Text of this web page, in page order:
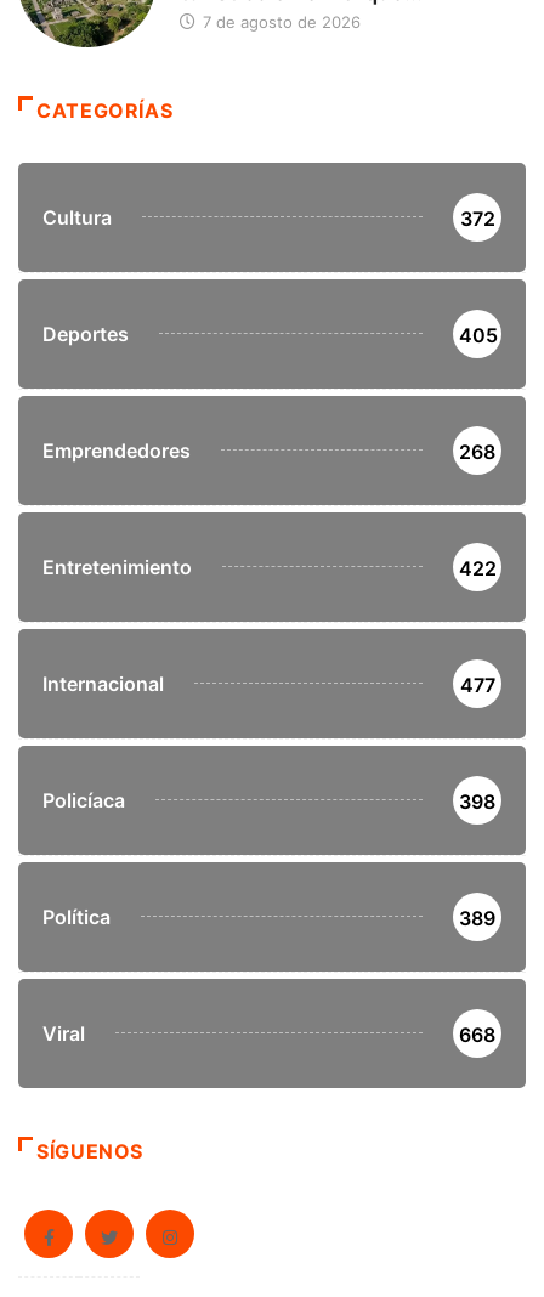
7 de agosto de 2026
CATEGORÍAS
Cultura 372
Deportes 405
Emprendedores 268
Entretenimiento 422
Internacional 477
Policíaca 398
Política 389
Viral 668
SÍGUENOS